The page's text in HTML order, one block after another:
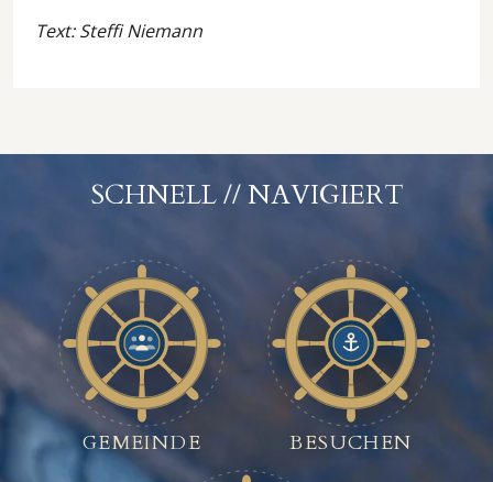
Text: Steffi Niemann
SCHNELL // NAVIGIERT
GEMEINDE BESUCHEN